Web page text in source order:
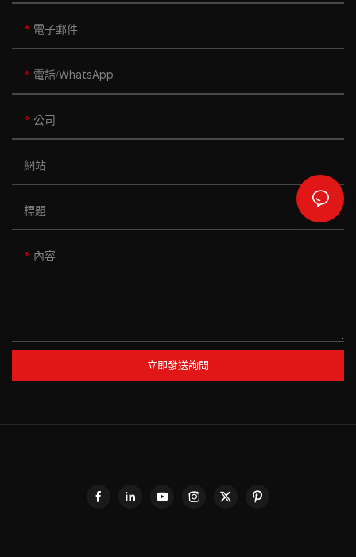
電子郵件
電話/WhatsApp
公司
網站
標題
內容
立即發送詢問